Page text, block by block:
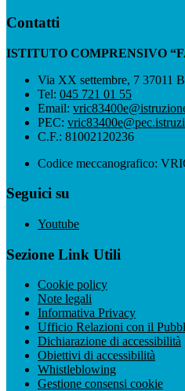
Contatti
ISTITUTO COMPRENSIVO
Via XX settembre, 7 37011
Tel: 045 721 01 55
Email:
PEC:
C.F.: 81002120236
Codice meccanografico:
Seguici su
Youtube
Sezione Link Utili
Cookie policy
Note legali
Informativa Privacy
Ufficio Relazioni con il
Dichiarazione di accessibilità
Obiettivi di accessibilità
Whistleblowing
Gestione consensi cookie